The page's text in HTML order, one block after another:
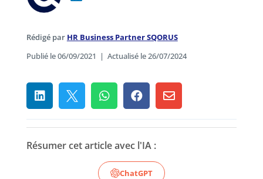
Rédigé par HR Business Partner SQORUS
Publié le 06/09/2021 | Actualisé le 26/07/2024
    
Résumer cet article avec l'IA :
ChatGPT